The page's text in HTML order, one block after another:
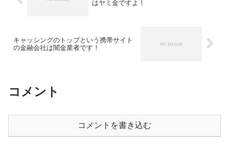
はヤミ金ですよ！
キャッシングのトップという携帯サイト
の金融会社は闇金業者です！
コメント
コメントを書き込む